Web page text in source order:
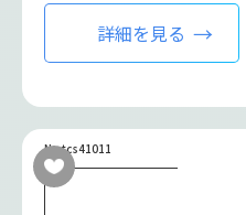
詳細を見る
No.tcs41011